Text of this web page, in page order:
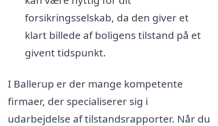
forsikringsselskab, da den giver et
klart billede af boligens tilstand på et
givent tidspunkt.
I Ballerup er der mange kompetente
firmaer, der specialiserer sig i
udarbejdelse af tilstandsrapporter. Når du